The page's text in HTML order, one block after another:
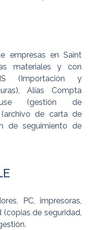
empresas en Saint
materiales y con
(Importación y
Alias Compta
(gestión de
(archivo de carta de
de seguimiento de
PC, impresoras,
de seguridad,